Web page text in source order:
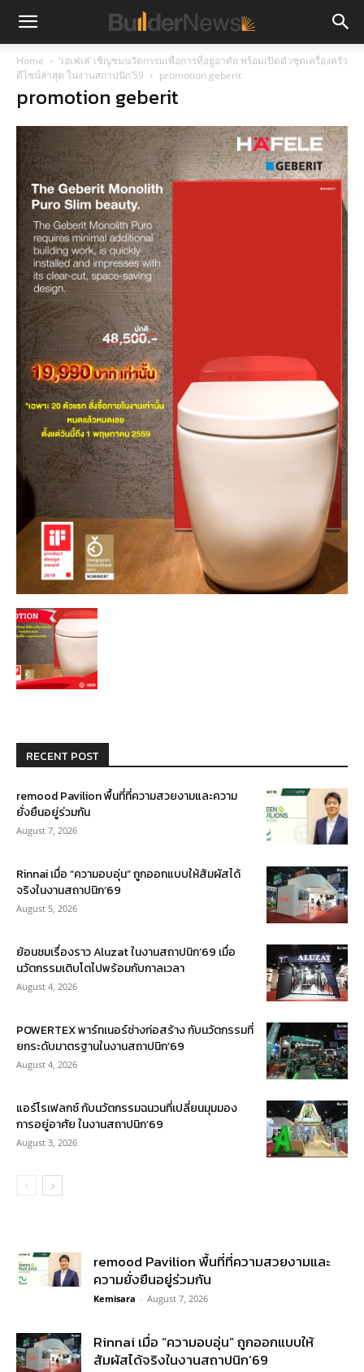
Home
‘เฮเฟเล่’ เชิญชมนวัตกรรมเพื่อการที่อยู่อาศัย พร้อมเปิดตัวชุดเครื่องครัว
ดีไซน์ล่าสุด ในงานสถาปนิก’59
promotion geberit
promotion geberit
RECENT POST
remood Pavilion พื้นที่ที่ความสวยงามและความ
ยั่งยืนอยู่ร่วมกัน
August 7, 2026
Rinnai เมื่อ “ความอบอุ่น” ถูกออกแบบให้สัมผัสได้
จริงในงานสถาปนิก’69
August 5, 2026
ย้อนชมเรื่องราว Aluzat ในงานสถาปนิก’69 เมื่อ
นวัตกรรมเติบโตไปพร้อมกับกาลเวลา
August 4, 2026
POWERTEX พาร์ทเนอร์ช่างก่อสร้าง กับนวัตกรรมที่
ยกระดับมาตรฐานในงานสถาปนิก’69
August 4, 2026
แอร์โรเฟลกซ์ กับนวัตกรรมฉนวนที่เปลี่ยนมุมมอง
การอยู่อาศัย ในงานสถาปนิก’69
August 3, 2026
remood Pavilion พื้นที่ที่ความสวยงามและ
ความยั่งยืนอยู่ร่วมกัน
Kemisara - August 7, 2026
Rinnai เมื่อ “ความอบอุ่น” ถูกออกแบบให้
สัมผัสได้จริงในงานสถาปนิก’69